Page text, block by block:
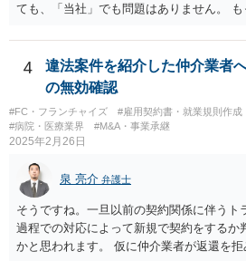
ても、「当社」でも問題はありません。
さんが「ABCウェブサービス」の屋号で事
社」の代わりに「ABCウェブサービス」
4
違法案件を紹介した仲介業者
の無効確認
#FC・フランチャイズ #雇用契約書・就業規則作成
#病院・医療業界
#M&A・事業承継
2025年2月26日
泉 亮介 弁護士
そうですね。一旦以前の契約関係に伴うト
過程での対応によって新規で契約をするか
かと思われます。 仮に仲介業者が返還を